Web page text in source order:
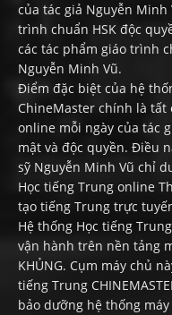
của tác giả Nguyễn
trình chuẩn HSK độc
các tác phẩm giáo trình
Nguyễn Minh Vũ.
Điểm đặc biệt của hệ
ChineMaster chính là tất
online mỗi ngày của tác
mật và độc quyền. Điều
sỹ Nguyễn Minh Vũ chỉ
Học tiếng Trung online
tạo tiếng Trung trực
Hệ thống Học tiếng
vận hành trên nền tảng
KHỦNG. Cụm máy chủ
tiếng Trung
bảo dưỡng hệ thống